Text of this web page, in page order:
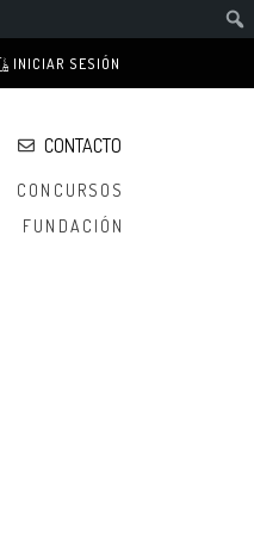
INICIAR SESIÓN
CONTACTO
CONCURSOS
FUNDACIÓN